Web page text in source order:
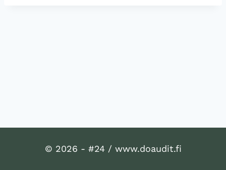
© 2026 - #24 / www.doaudit.fi